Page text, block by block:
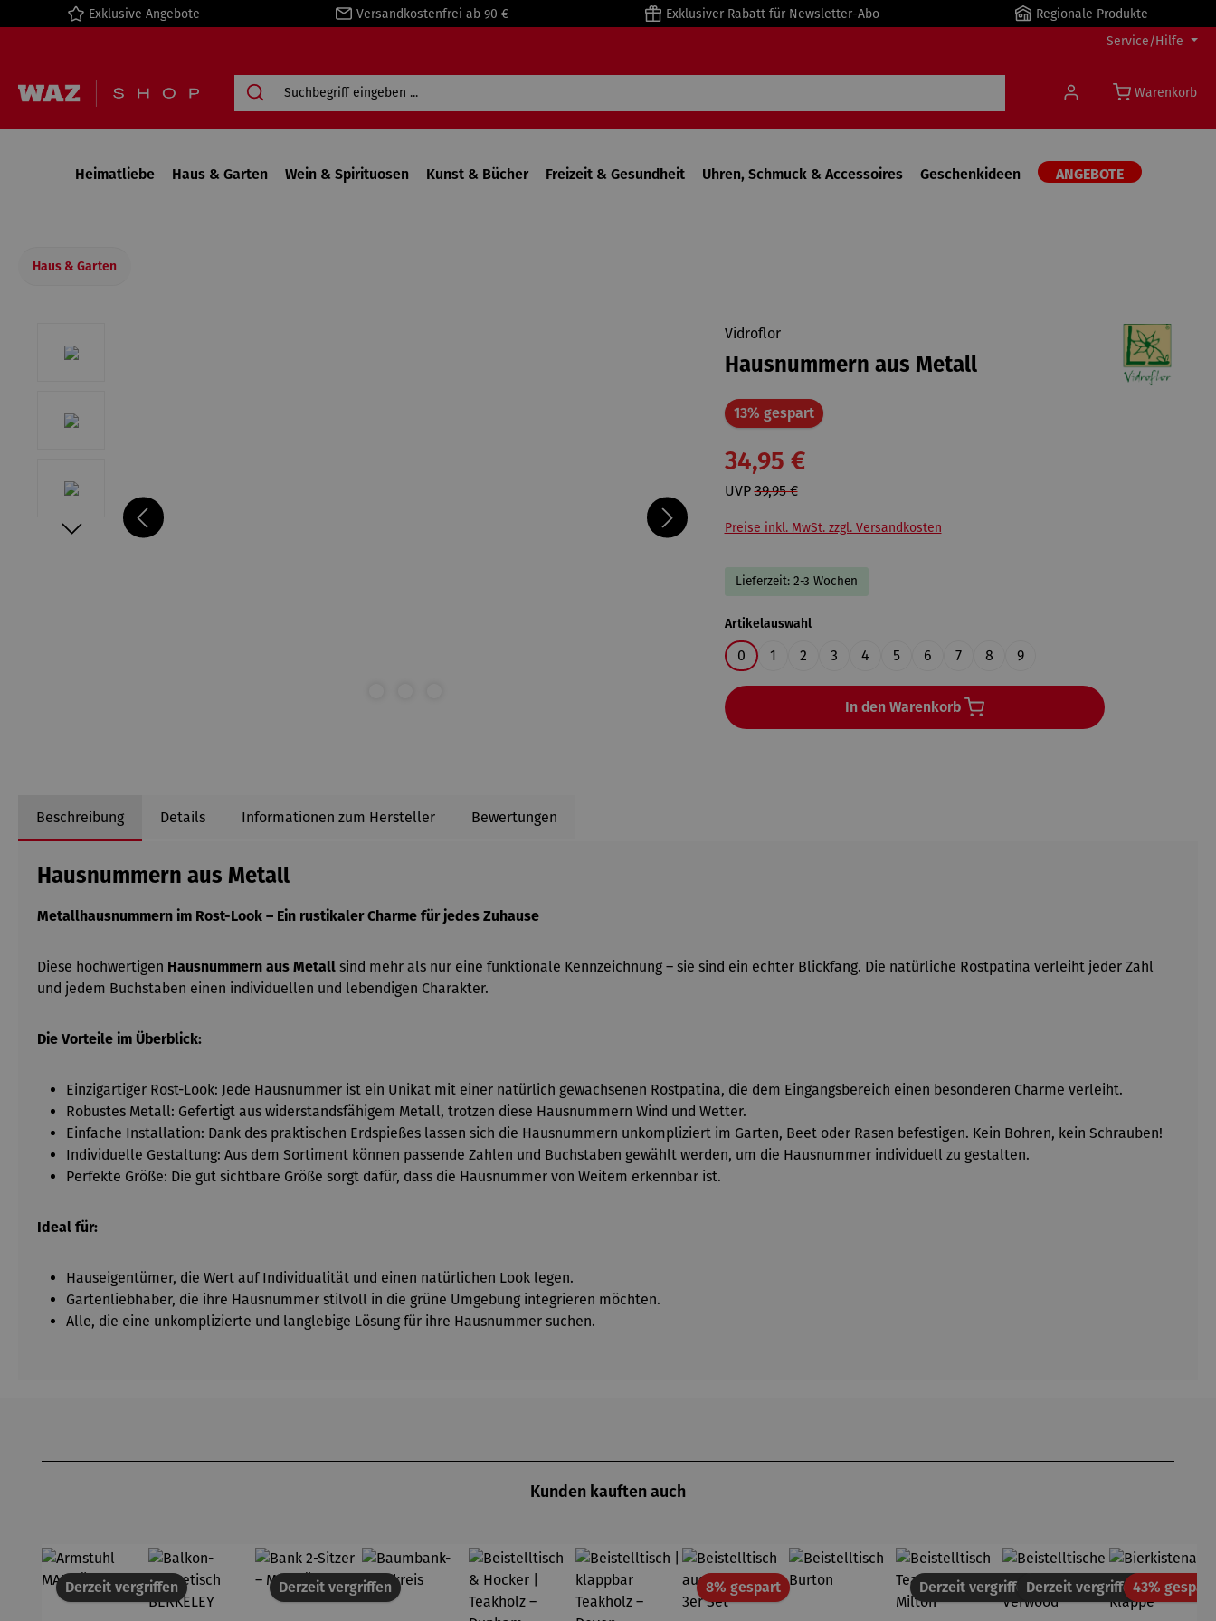
Zur Hauptnavigation springen
Exklusive Angebote Versandkostenfrei ab 90 € Exklusiver Rabatt für Newsletter-Abo
Regionale Produkte
Service/Hilfe
Warenkorb
Heimatliebe Haus & Garten Wein & Spirituosen Kunst & Bücher Freizeit & Gesundheit Uhren, Schmuck & Accessoires Geschenkideen ANGEBOTE
Haus & Garten
Vidroflor
Hausnummern aus Metall
13% gespartRabatt
34,95 €
UVP39,95 €
Preise inkl. MwSt. zzgl. Versandkosten
Lieferzeit: 2-3 Wochen
Artikelauswahlauswählen
0 1 2 3 4 5 6 7 8 9
In den Warenkorb
Beschreibung Details Informationen zum Hersteller Bewertungen
Hausnummern aus Metall
Metallhausnummern im Rost-Look – Ein rustikaler Charme für jedes Zuhause
Diese hochwertigen Hausnummern aus Metall sind mehr als nur eine funktionale Kennzeichnung – sie sind ein echter Blickfang. Die natürliche Rostpatina verleiht jeder Zahl
und jedem Buchstaben einen individuellen und lebendigen Charakter.
Die Vorteile im Überblick:
Einzigartiger Rost-Look: Jede Hausnummer ist ein Unikat mit einer natürlich gewachsenen Rostpatina, die dem Eingangsbereich einen besonderen Charme verleiht.
Robustes Metall: Gefertigt aus widerstandsfähigem Metall, trotzen diese Hausnummern Wind und Wetter.
Einfache Installation: Dank des praktischen Erdspießes lassen sich die Hausnummern unkompliziert im Garten, Beet oder Rasen befestigen. Kein Bohren, kein Schrauben!
Individuelle Gestaltung: Aus dem Sortiment können passende Zahlen und Buchstaben gewählt werden, um die Hausnummer individuell zu gestalten.
Perfekte Größe: Die gut sichtbare Größe sorgt dafür, dass die Hausnummer von Weitem erkennbar ist.
Ideal für:
Hauseigentümer, die Wert auf Individualität und einen natürlichen Look legen.
Gartenliebhaber, die ihre Hausnummer stilvoll in die grüne Umgebung integrieren möchten.
Alle, die eine unkomplizierte und langlebige Lösung für ihre Hausnummer suchen.
Kunden kauften auch
Derzeit vergriffen Derzeit vergriffen 8% gespartRabatt Derzeit vergriffenDerzeit vergriffen43% gespart